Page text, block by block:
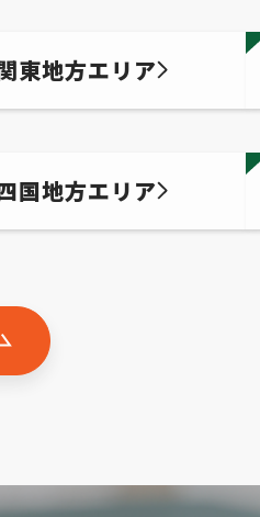
東地方エリア
国地方エリア